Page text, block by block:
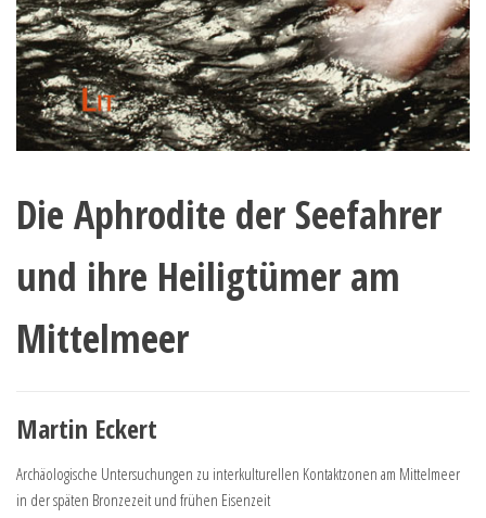
Die Aphrodite der Seefahrer
und ihre Heiligtümer am
Mittelmeer
Martin Eckert
Archäologische Untersuchungen zu interkulturellen Kontaktzonen am Mittelmeer
in der späten Bronzezeit und frühen Eisenzeit